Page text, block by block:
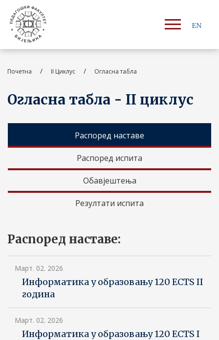
EN
Почетна / II Циклус / Огласна табла
Огласна табла - II циклус
Распоред наставе
Распоред испита
Обавјештења
Резултати испита
Распоред наставе:
Март. 02. 2026
Информатика у образовању 120 ECTS II
година
Март. 02. 2026
Информатика у образовању 120 ECTS I